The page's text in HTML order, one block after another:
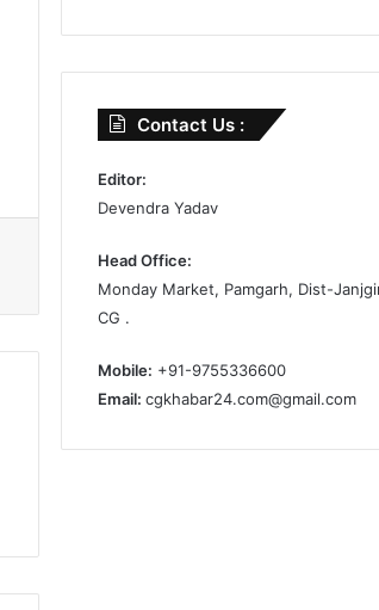
Contact Us :
Editor:
Devendra Yadav
Head Office:
Monday Market, Pamgarh, Dist-
CG .
Mobile: +91-9755336600
Email:cgkhabar24.com@gmail.com